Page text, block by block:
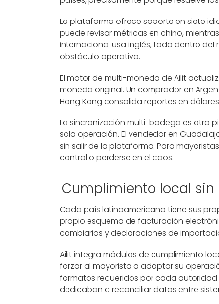
La plataforma ofrece soporte en siete
puede revisar métricas en chino,
internacional usa inglés, todo dentro del
obstáculo operativo.
El motor de multi-moneda de Ailit
moneda original. Un comprador en
Hong Kong consolida reportes en
La sincronización multi-bodega es otro
sola operación. El vendedor en
sin salir de la plataforma. Para
control o perderse en el caos.
Cumplimiento local
Cada país latinoamericano tiene sus
propio esquema de facturación
cambiarios y declaraciones de
Ailit integra módulos de cumplimiento
forzar al mayorista a adaptar su
formatos requeridos por cada
dedicaban a reconciliar datos entre